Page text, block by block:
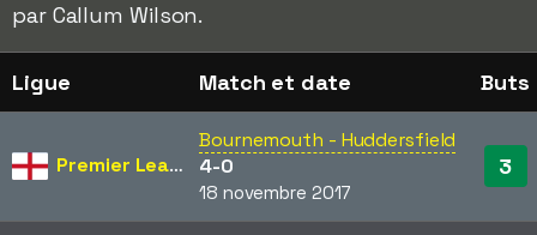
par Callum Wilson.
Ligue Match et date Buts
Premier League
Bournemouth - Huddersfield
4-0
18 novembre 2017
3